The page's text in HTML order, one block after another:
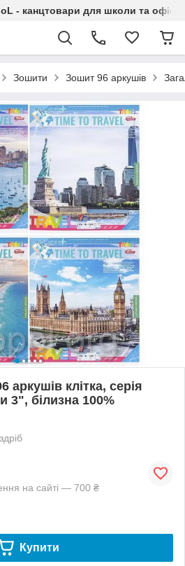
- канцтовари для школи та офісу
Зошити Зошит 96 аркушів
аркушів клітка, серія
3", білизна 100%
на сайті — 700 ₴
Купити